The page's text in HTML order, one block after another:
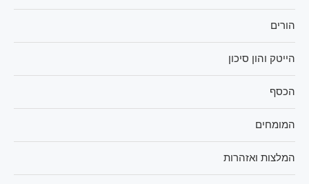
הורים
הייטק והון סיכון
הכסף
המומחים
המלצות ואזהרות